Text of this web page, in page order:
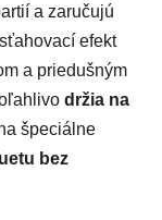
a zaručujú
efekt
a priedušným
držia na
špeciálne
bez